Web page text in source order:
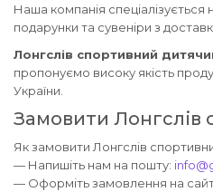
Наша компанія
подарунки та сувеніри з
Лонгслів спортивний
пропонуємо високу якість
України.
Замовити Лонгслів
Як замовити Лонгслів
— Напишіть нам на пошту:
— Оформіть замовлення на